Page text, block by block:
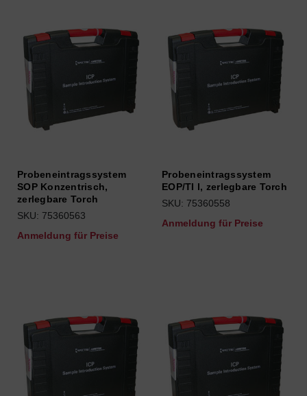
Probeneintragssystem
SOP Konzentrisch,
zerlegbare Torch
SKU: 75360563
Anmeldung für Preise
Probeneintragssystem
EOP/TI l, zerlegbare Torch
SKU: 75360558
Anmeldung für Preise